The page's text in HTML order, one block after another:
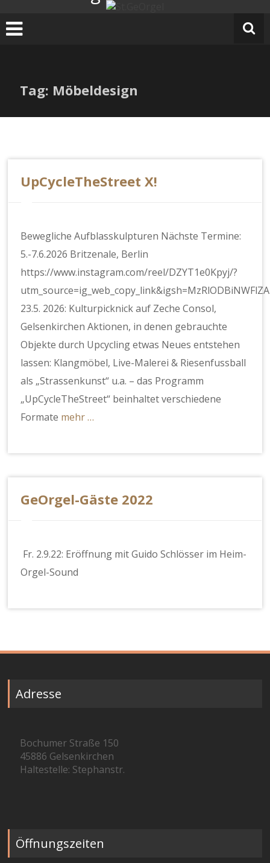
Inhalt
springen
Tag: Möbeldesign
UpCycleTheStreet X!
Bewegliche Aufblasskulpturen Nächste Termine:
5.-7.6.2026 Britzenale, Berlin
https://www.instagram.com/reel/DZYT1e0Kpyj/?
23.5. 2026: Kulturpicknick auf Zeche Consol,
Gelsenkirchen Aktionen, in denen gebrauchte
Objekte durch Upcycling etwas Neues entstehen
lassen: Klangmöbel, Live-Malerei & Riesenfussball
als „Strassenkunst“ u.a. – das Programm
„UpCycleTheStreet“ beinhaltet verschiedene
Formate mehr …
GeOrgel-Gäste 2022
Fr. 2.9.22: Eröffnung mit Guido Schlösser im Heim-
Orgel-Sound
Adresse
Bochumer Straße 150
45886 Gelsenkirchen
Haltestelle: Stephanstr.
Öffnungszeiten